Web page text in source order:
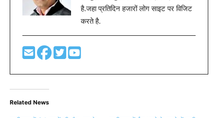
है.जहा प्रतिदिन हजारों लोग साइट पर विजिट
करते है.
Related News